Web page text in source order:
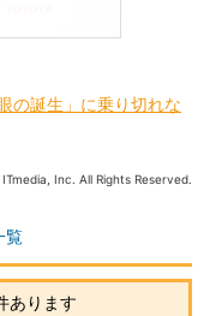
の誕生」に乗り切れな
Inc. All Rights Reserved.
覧
あります